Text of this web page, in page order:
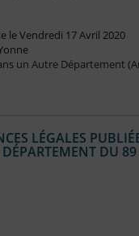
le Vendredi 17 Avril 2020
un Autre Département
LÉGALES
DU